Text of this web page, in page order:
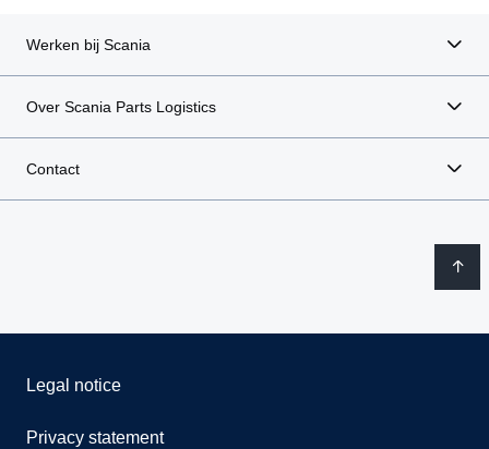
Werken bij Scania
Over Scania Parts Logistics
Contact
Legal notice
Privacy statement